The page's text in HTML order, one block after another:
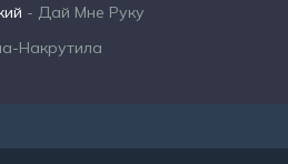
- Дай Мне Руку
Накрутила